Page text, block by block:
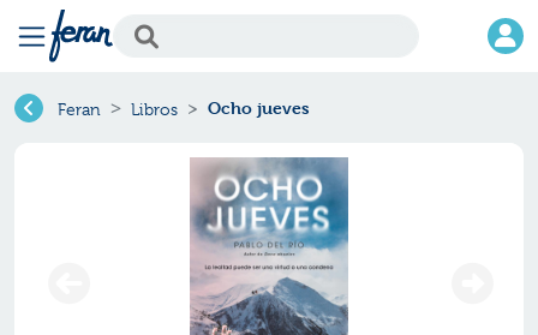
Feran Libros Ocho jueves